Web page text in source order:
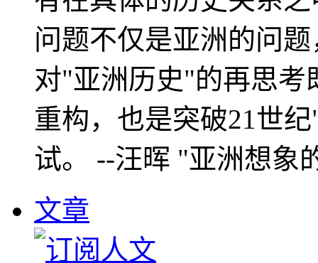
问题不仅是亚洲的问
对"亚洲历史"的再思考
重构，也是突破21世
试。 --汪晖 "亚洲想象
文章